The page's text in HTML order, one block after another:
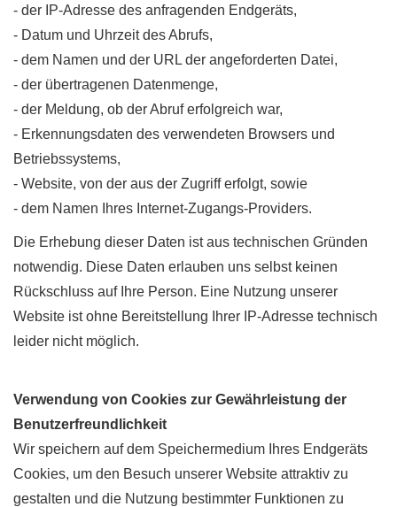
- der IP-Adresse des anfragenden Endgeräts,
- Datum und Uhrzeit des Abrufs,
- dem Namen und der URL der angeforderten Datei,
- der übertragenen Datenmenge,
- der Meldung, ob der Abruf erfolgreich war,
- Erkennungsdaten des verwendeten Browsers und
Betriebssystems,
- Website, von der aus der Zugriff erfolgt, sowie
- dem Namen Ihres Internet-Zugangs-Providers.
Die Erhebung dieser Daten ist aus technischen Gründen
notwendig. Diese Daten erlauben uns selbst keinen
Rückschluss auf Ihre Person. Eine Nutzung unserer
Website ist ohne Bereitstellung Ihrer IP-Adresse technisch
leider nicht möglich.
Verwendung von Cookies zur Gewährleistung der
Benutzerfreundlichkeit
Wir speichern auf dem Speichermedium Ihres Endgeräts
Cookies, um den Besuch unserer Website attraktiv zu
gestalten und die Nutzung bestimmter Funktionen zu